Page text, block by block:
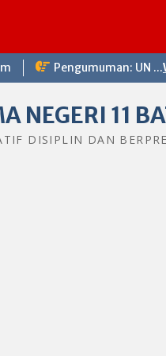
Pengumuman: UN ...
NEGERI 11
DISIPLIN DAN